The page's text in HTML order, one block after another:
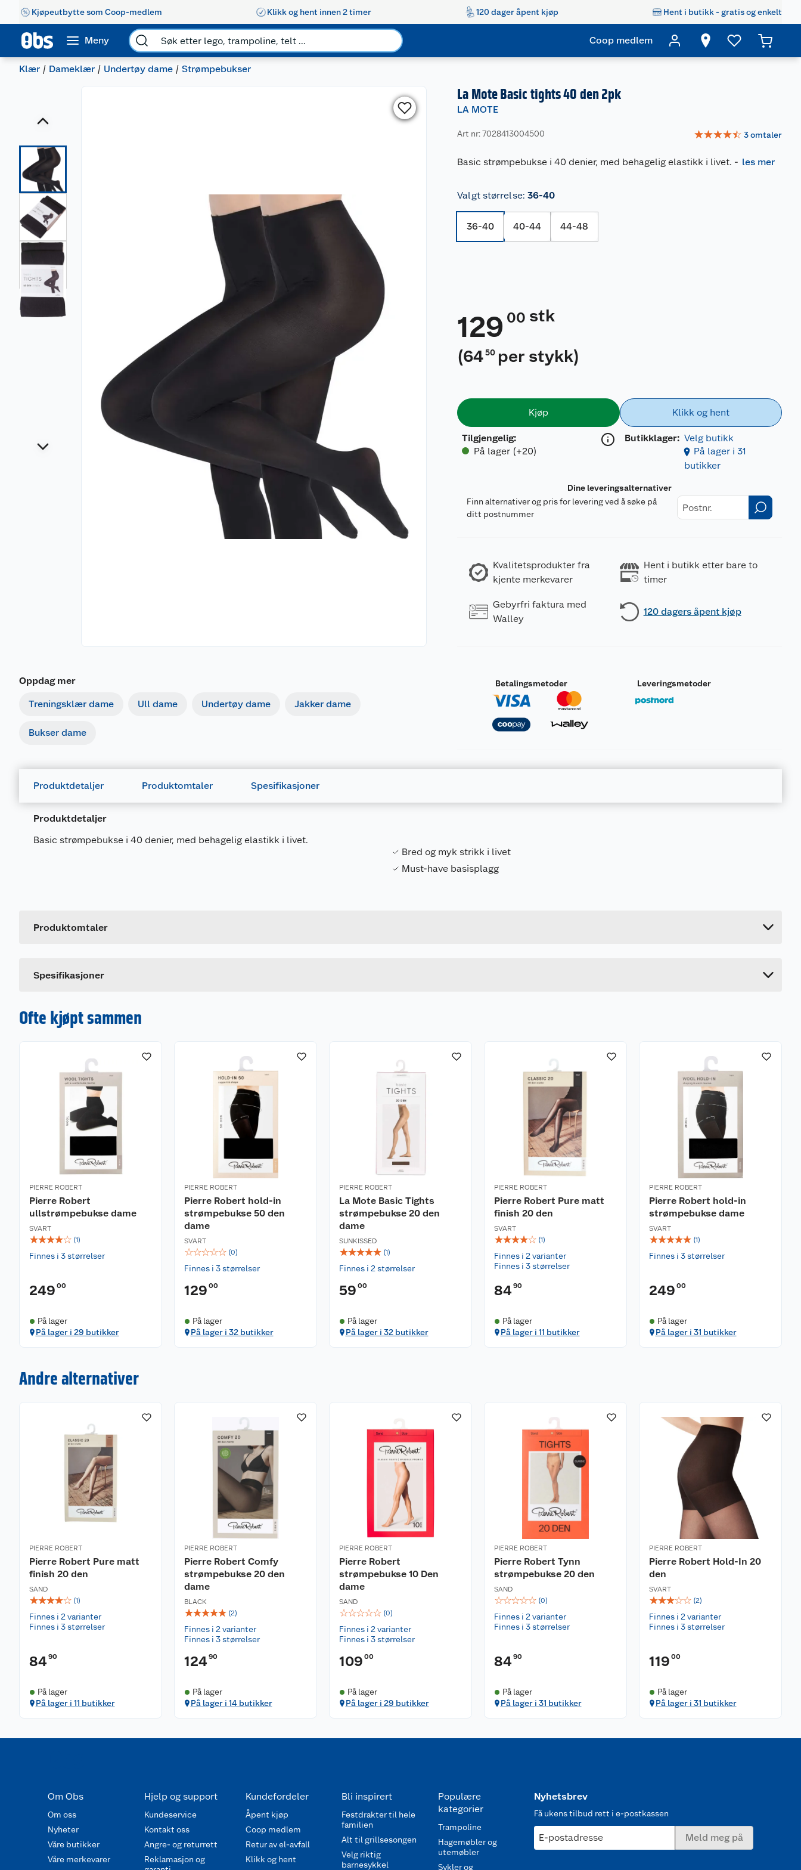
Kjøpeutbytte som Coop-medlem Klikk og hent innen 2 timer 120 dager åpent kjøp Hent i butikk - gratis og enkelt
Meny Coop medlem
Klær Dameklær Undertøy dame Strømpebukser
Oppdag mer
Treningsklær dame Ull dame Undertøy dame Jakker dame
Bukser dame
La Mote Basic tights 40 den 2pk
LA MOTE
Art nr: 7028413004500 ☆☆☆☆☆ 3omtaler
Basic strømpebukse i 40 denier, med behagelig elastikk i livet. - les mer
Valgt størrelse: 36-40
36-40 40-44 44-48
129 00 stk
(6450 per stykk)
Kjøp
Tilgjengelig:
På lager (+20)
Klikk og hent
Butikklager: Velg butikk
På lager i 31
butikker
Dine leveringsalternativer
Finn alternativer og pris for levering ved å søke på
ditt postnummer
Kvalitetsprodukter fra
kjente merkevarer
Hent i butikk etter bare to
timer
Gebyrfri faktura med
Walley
120 dagers åpent kjøp
Betalingsmetoder Leveringsmetoder
Produktdetaljer Produktomtaler Spesifikasjoner
Produktdetaljer
Basic strømpebukse i 40 denier, med behagelig elastikk i livet.
Bred og myk strikk i livet
Must-have basisplagg
Produktomtaler
Spesifikasjoner
Leverandørens artikkelnummer
Ofte kjøpt sammen
PIERRE ROBERT
Pierre Robert
ullstrømpebukse dame
SVART
☆☆☆☆☆ (1)
Finnes i 3 størrelser
249 00
På lager
På lager i 29 butikker
PIERRE ROBERT
Pierre Robert hold-in
strømpebukse 50 den
dame
SVART
☆☆☆☆☆ (0)
Finnes i 3 størrelser
129 00
På lager
På lager i 32 butikker
PIERRE ROBERT
La Mote Basic Tights
strømpebukse 20 den
dame
SUNKISSED
☆☆☆☆☆ (1)
Finnes i 2 størrelser
59 00
På lager
På lager i 32 butikker
PIERRE ROBERT
Pierre Robert Pure matt
finish 20 den
SVART
☆☆☆☆☆ (1)
Finnes i 2 varianter
Finnes i 3 størrelser
8490
På lager
På lager i 11 butikker
PIERRE ROBERT
Pierre Robert hold-in
strømpebukse dame
SVART
☆☆☆☆☆ (1)
Finnes i 3 størrelser
249 00
På lager
På lager i 31 butikker
Andre alternativer
PIERRE ROBERT
Pierre Robert Pure matt
finish 20 den
SAND
☆☆☆☆☆ (1)
Finnes i 2 varianter
Finnes i 3 størrelser
8490
På lager
På lager i 11 butikker
PIERRE ROBERT
Pierre Robert Comfy
strømpebukse 20 den
dame
BLACK
☆☆☆☆☆ (2)
Finnes i 2 varianter
Finnes i 3 størrelser
12490
På lager
På lager i 14 butikker
PIERRE ROBERT
Pierre Robert
strømpebukse 10 Den
dame
SAND
☆☆☆☆☆ (0)
Finnes i 2 varianter
Finnes i 3 størrelser
109 00
På lager
På lager i 29 butikker
PIERRE ROBERT
Pierre Robert Tynn
strømpebukse 20 den
SAND
☆☆☆☆☆ (0)
Finnes i 2 varianter
Finnes i 3 størrelser
8490
På lager
På lager i 31 butikker
PIERRE ROBERT
Pierre Robert Hold-In 20
den
SVART
☆☆☆☆☆ (2)
Finnes i 2 varianter
Finnes i 3 størrelser
119 00
På lager
På lager i 31 butikker
Om Obs
Om oss
Nyheter
Våre butikker
Våre merkevarer
Hjelp og support
Kundeservice
Kontakt oss
Angre- og returrett
Reklamasjon og
Kundefordeler
Åpent kjøp
Coop medlem
Retur av el-avfall
Klikk og hent
Bli inspirert
Festdrakter til hele
familien
Alt til grillsesongen
Velg riktig
barnesykkel
Populære
kategorier
Trampoline
Hagemøbler og
utemøbler
Sykler og
Nyhetsbrev
Få ukens tilbud rett i e-postkassen
E-postadresse Meld meg på